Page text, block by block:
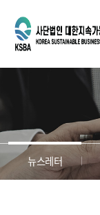
뉴스레터